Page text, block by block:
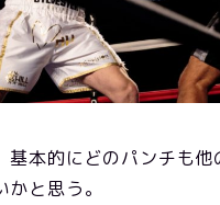
基本的にどのパンチも他
と思う。